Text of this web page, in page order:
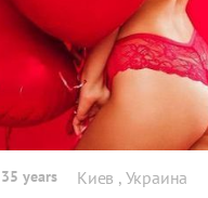
35 years Киев , Украина